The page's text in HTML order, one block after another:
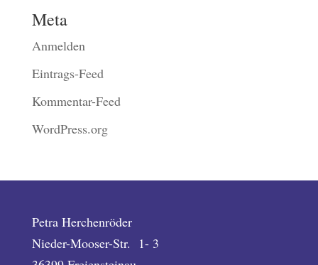
Meta
Anmelden
Eintrags-Feed
Kommentar-Feed
WordPress.org
Petra Herchenröder
Nieder-Mooser-Str. 1- 3